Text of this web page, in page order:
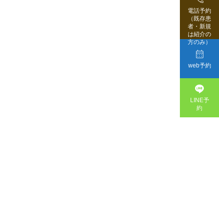
電話予約
（既存患
者・新規
は紹介の
方のみ）

web予約

LINE予
約